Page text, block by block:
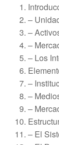
–
–
–
– Los
–
–
–
– El